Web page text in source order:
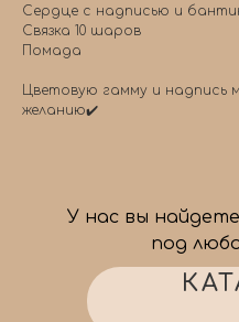
Сердце с надписью и
Связка 10 шаров
Помада
Цветовую гамму и надпись
желанию✔️
У нас вы
под